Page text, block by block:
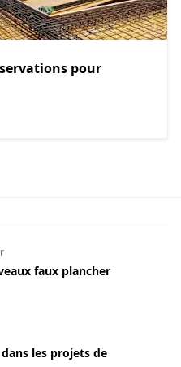
pour
faux plancher
les projets de